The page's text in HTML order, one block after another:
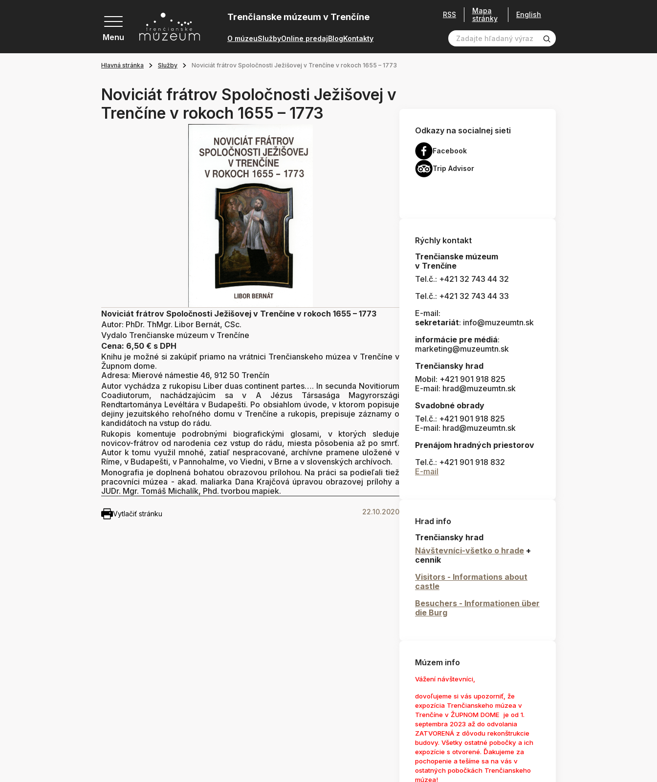
Menu
Trenčianske múzeum v Trenčíne
O múzeuSlužbyOnline predajBlogKontakty
RSS
Mapa
stránky
English
Hlavná stránka Služby Noviciát frátrov Spoločnosti Ježišovej v Trenčíne v rokoch 1655 – 1773
Noviciát frátrov Spoločnosti Ježišovej v
Trenčíne v rokoch 1655 – 1773
Noviciát frátrov Spoločnosti Ježišovej v Trenčíne v rokoch 1655 – 1773
Autor: PhDr. ThMgr. Libor Bernát, CSc.
Vydalo Trenčianske múzeum v Trenčíne
Cena: 6,50 € s DPH
Knihu je možné si zakúpiť priamo na vrátnici Trenčianskeho múzea v Trenčíne v
Župnom dome.
Adresa: Mierové námestie 46, 912 50 Trenčín
Autor vychádza z rukopisu Liber duas continent partes…. In secunda Novitiorum
Coadiutorum, nachádzajúcim sa v A Jézus Társasága Magyrországi
Rendtartománya Levéltára v Budapešti. Po obsiahlom úvode, v ktorom popisuje
dejiny jezuitského rehoľného domu v Trenčíne a rukopis, prepisuje záznamy o
kandidátoch na vstup do rádu.
Rukopis komentuje podrobnými biografickými glosami, v ktorých sleduje
novicov-frátrov od narodenia cez vstup do rádu, miesta pôsobenia až po smrť.
Autor k tomu využil mnohé, zatiaľ nespracované, archívne pramene uložené v
Ríme, v Budapešti, v Pannohalme, vo Viedni, v Brne a v slovenských archívoch.
Monografia je doplnená bohatou obrazovou prílohou. Na práci sa podieľali tiež
pracovníci múzea - akad. maliarka Dana Krajčová úpravou obrazovej prílohy a
JUDr. Mgr. Tomáš Michalík, Phd. tvorbou mapiek.
Vytlačiť stránku 22.10.2020
Odkazy na socialnej sieti
Facebook
Trip Advisor
Rýchly kontakt
Trenčianske múzeum
v Trenčíne
Tel.č.: +421 32 743 44 32
Tel.č.: +421 32 743 44 33
E-mail:
sekretariát: info@muzeumtn.sk
informácie pre médiá:
marketing@muzeumtn.sk
Trenčiansky hrad
Mobil: +421 901 918 825
E-mail: hrad@muzeumtn.sk
Svadobné obrady
Tel.č.: +421 901 918 825
E-mail: hrad@muzeumtn.sk
Prenájom hradných priestorov
Tel.č.: +421 901 918 832
E-mail
Hrad info
Trenčiansky hrad
Návštevníci-všetko o hrade +
cennik
Visitors - Informations about
castle
Besuchers - Informationen über
die Burg
Múzem info
Vážení návštevníci,
dovoľujeme si vás upozorniť, že
expozícia Trenčianskeho múzea v
Trenčíne v ŽUPNOM DOME je od 1.
septembra 2023 až do odvolania
ZATVORENÁ z dôvodu rekonštrukcie
budovy. Všetky ostatné pobočky a ich
expozície s otvorené. Ďakujeme za
pochopenie a tešíme sa na vás v
ostatných pobočkách Trenčianskeho
múzea!